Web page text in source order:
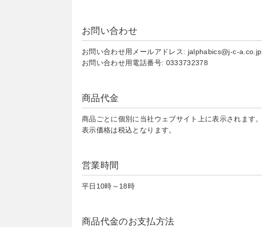
お問い合わせ
お問い合わせ用メールアドレス: jalphabics@j-c-a.co.jp
お問い合わせ用電話番号: 0333732378
商品代金
商品ごとに個別に当社ウェブサイト上に表示されます。
表示価格は税込となります。
営業時間
平日10時～18時
商品代金のお支払方法